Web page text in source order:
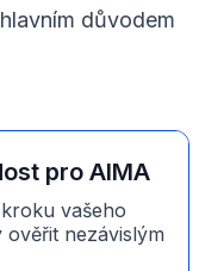
důvodem
pro AIMA
vašeho
nezávislým